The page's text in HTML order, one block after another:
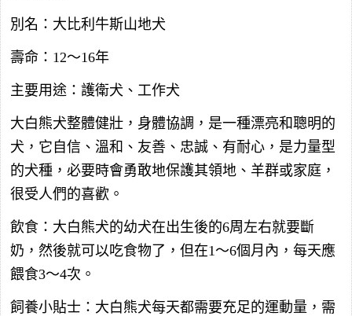
別名：大比利牛斯山地犬
壽命：12～16年
主要用途：護衛犬、工作犬
大白熊犬整體健壯，身體協調，是一種漂亮和聰明的
犬，它自信、溫和、友善、忠誠、有耐心，是力量型
的犬種，必要時會勇敢地保護其領地、羊群或家庭，
很受人們的喜歡。
飲食：大白熊犬的幼犬在出生後的6周左右就要斷
奶，然後就可以吃食物了，但在1～6個月內，每天應
餵食3～4次。
飼養小貼士：大白熊犬每天都需要充足的運動量，需